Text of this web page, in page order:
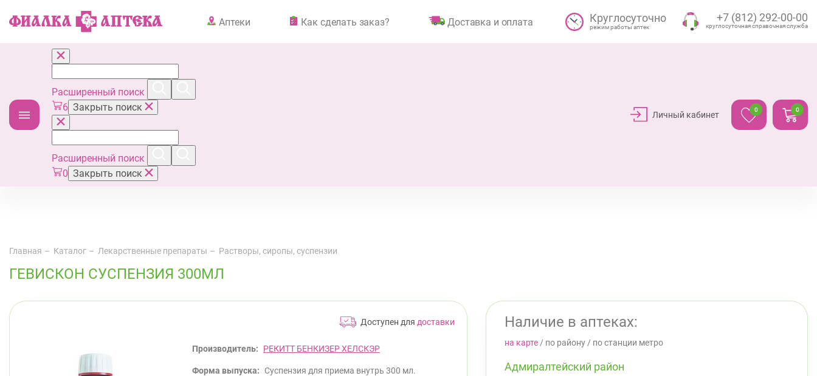
Аптеки Как сделать заказ? Доставка и оплата Круглосуточно
режим работы аптек
+7 (812) 292-00-00
круглосуточная справочная служба
Расширенный поиск
6 Закрыть поиск
Расширенный поиск
0 Закрыть поиск
Личный кабинет
0 0
Главная Каталог Лекарственные препараты Растворы, сиропы, суспензии
ГЕВИСКОН СУСПЕНЗИЯ 300МЛ
Доступен для доставки
Производитель: РЕКИТТ БЕНКИЗЕР ХЕЛСКЭР
Форма выпуска: Суспензия для приема внутрь 300 мл.
Наличие в аптеках:
на карте / по району / по станции метро
Адмиралтейский район